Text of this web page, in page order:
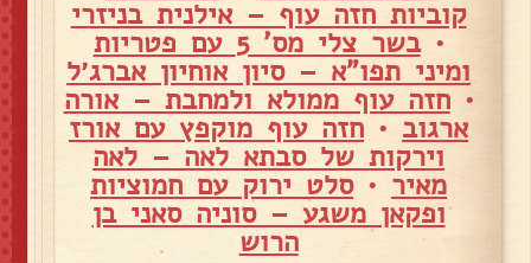
קוביות חזה עוף – אילנית בניזרי
• בשר צלי מס' 5 עם פטריות
ומיני תפו"א – סיון אוחיון אברג׳ל
•חזה עוף ממולא ולמחבת – אורה
ארגוב • חזה עוף מוקפץ עם אורז
וירקות של סבתא לאה – לאה
מאיר •סלט ירוק עם חמוציות
ופקאן משגע – סוניה סאני בן
הרוש